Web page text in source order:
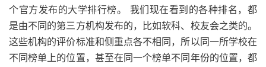
个官方发布的大学排行榜。 我们现在看到的各种排名，都
是由不同的第三方机构发布的，比如软科、校友会之类的。
这些机构的评价标准和侧重点各不相同，所以同一所学校在
不同榜单上的位置，甚至在同一个榜单不同年份的位置，都